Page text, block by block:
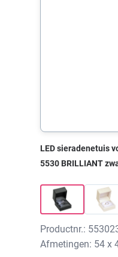
LED sieradenetuis
5530 BRILLIANT
Productnr.:
Afmetingen: 54 x